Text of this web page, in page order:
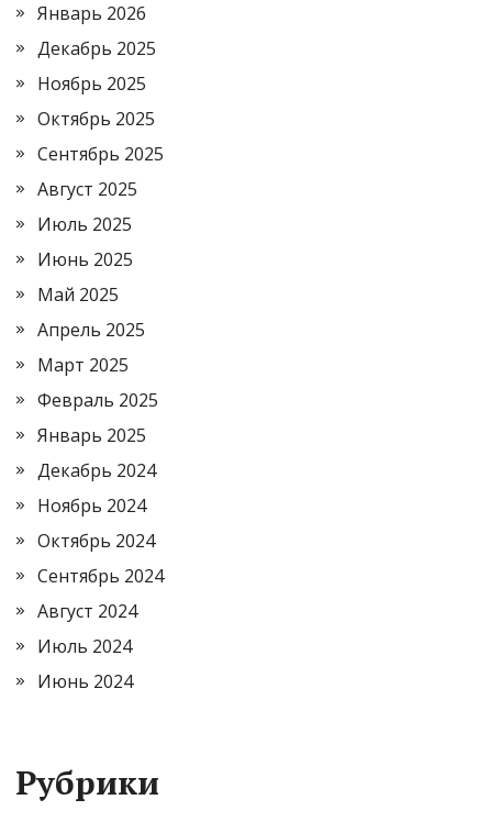
Январь 2026
Декабрь 2025
Ноябрь 2025
Октябрь 2025
Сентябрь 2025
Август 2025
Июль 2025
Июнь 2025
Май 2025
Апрель 2025
Март 2025
Февраль 2025
Январь 2025
Декабрь 2024
Ноябрь 2024
Октябрь 2024
Сентябрь 2024
Август 2024
Июль 2024
Июнь 2024
Рубрики